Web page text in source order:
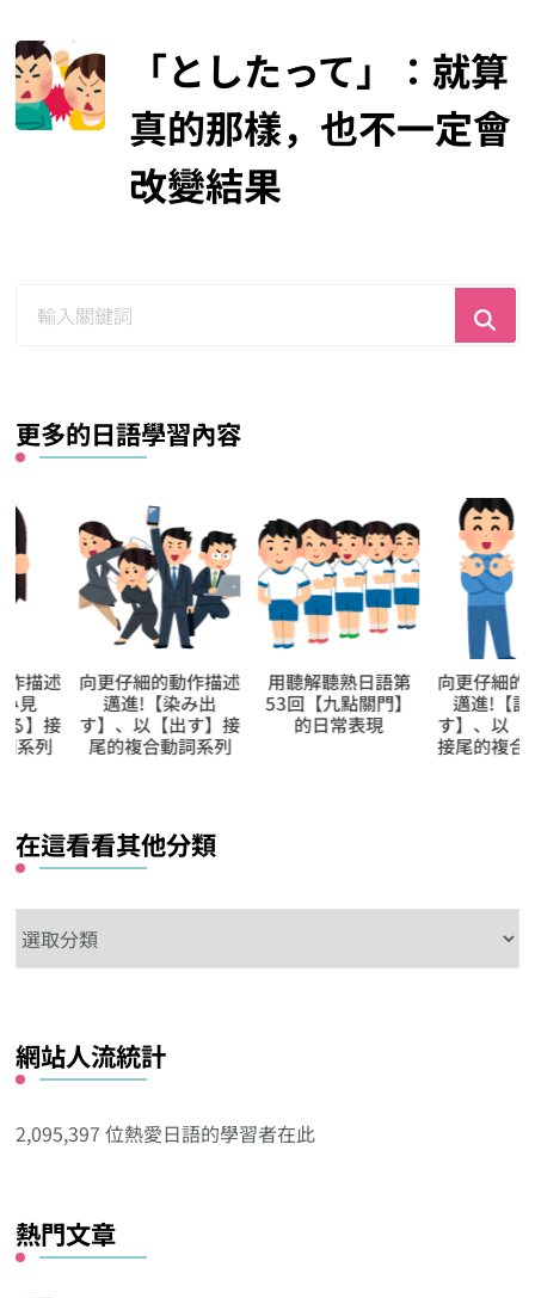
「としたって」：就算
真的那樣，也不一定會
改變結果
更多的日語學習內容
向更仔細的動作描述
邁進!【染み出
す】、以【出す】接
尾的複合動詞系列
用聽解聽熟日語第
53回【九點關門】
的日常表現
向更仔細的動作描述
邁進!【話し明か
す】、以【明かす】
接尾的複合動詞系列
在這看看其他分類
這
其
他
類
網站人流統計
2,095,397 位熱愛日語的學習者在此
熱門文章